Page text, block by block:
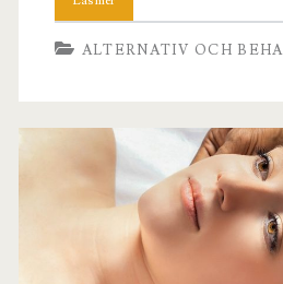
ALTERNATIV OCH